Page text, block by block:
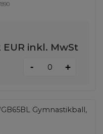
EUR inkl. MwSt
- +
Gymnastikball,